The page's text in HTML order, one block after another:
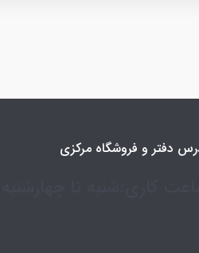
دفتر و فروشگاه مرکزی